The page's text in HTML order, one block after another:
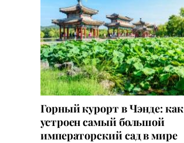
Горный курорт в Чэнде: как
устроен самый большой
императорский сад в мире